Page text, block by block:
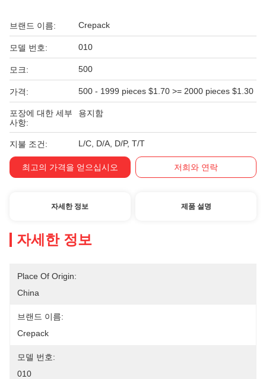
브랜드 이름: Crepack
모델 번호: 010
모크: 500
가격: 500 - 1999 pieces $1.70 >= 2000 pieces $1.30
포장에 대한 세부
사항:
용지함
지불 조건: L/C, D/A, D/P, T/T
최고의 가격을 얻으십시오 저희와 연락
자세한 정보 제품 설명
자세한 정보
Place Of Origin:
China
브랜드 이름:
Crepack
모델 번호:
010